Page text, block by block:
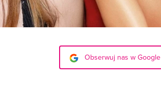
Obserwuj nas w Google